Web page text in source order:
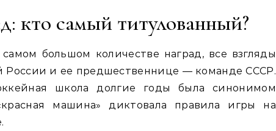
кто самый титулованный?
большом количестве наград, все взгляды
России и ее предшественнице — команде СССР.
школа долгие годы была синонимом
машина» диктовала правила игры на